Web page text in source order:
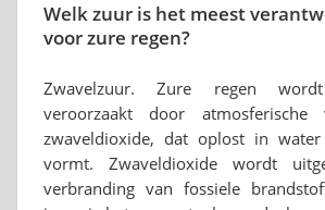
Welk zuur is het meest
voor zure regen?
Zwavelzuur. Zure regen
veroorzaakt door atmosferische
zwaveldioxide, dat oplost in
vormt. Zwaveldioxide wordt
verbranding van fossiele